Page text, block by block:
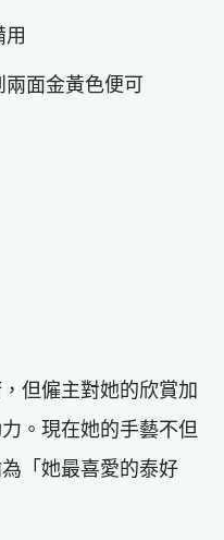
用
面金黃色便可
但僱主對她的欣賞加
。現在她的手藝不但
「她最喜愛的泰好